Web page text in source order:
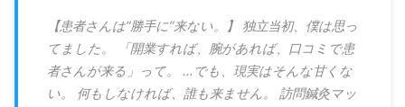
【患者さんは“勝手に”来ない。】 独立当初、僕は思っ
てました。 「開業すれば、腕があれば、口コミで患
者さんが来る」って。 …でも、現実はそんな甘くな
い。 何もしなければ、誰も来ません。 訪問鍼灸マッ